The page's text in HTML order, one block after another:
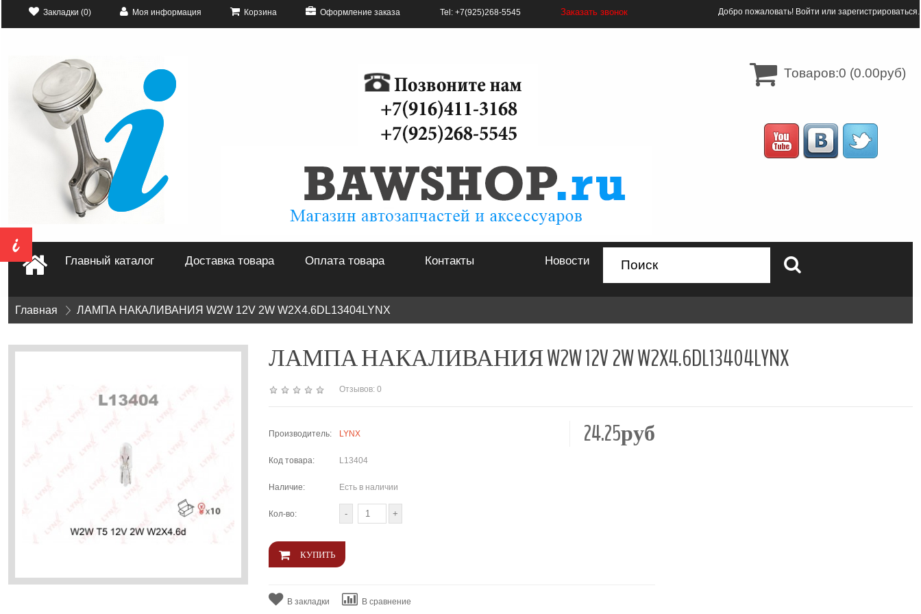
Закладки (0) Моя информация Корзина Оформление заказа Tel: +7(925)268-5545 Заказать звонок Добро пожаловать! Войти или зарегистрироваться.
Товаров:0 (0.00руб)
Главный каталог Доставка товара Оплата товара Контакты Новости
Главная » ЛАМПА НАКАЛИВАНИЯ W2W 12V 2W W2X4.6DL13404LYNX
ЛАМПА НАКАЛИВАНИЯ W2W 12V 2W W2X4.6DL13404LYNX
Отзывов: 0
24.25руб
Производитель: LYNX
Код товара: L13404
Наличие: Есть в наличии
Кол-во:
В закладки В сравнение